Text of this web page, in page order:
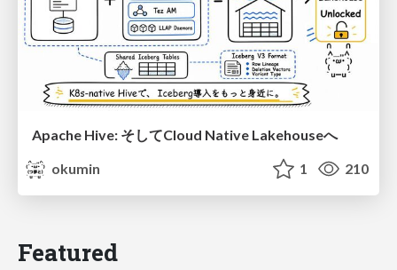
Apache Hive: そしてCloud Native Lakehouseへ
okumin
1 210
Featured